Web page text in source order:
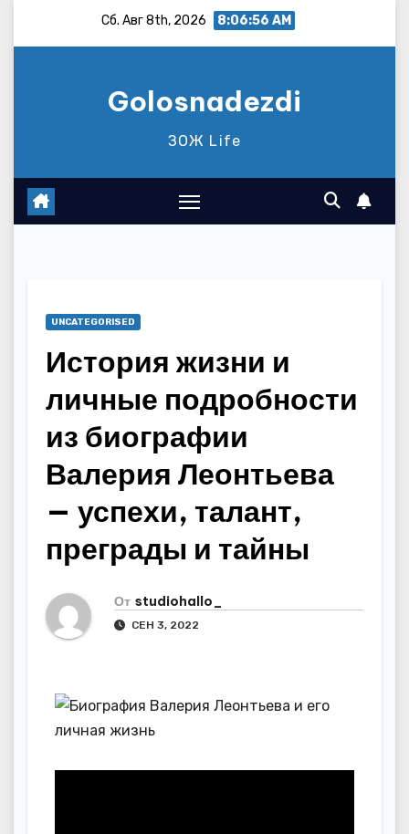
Сб. Авг 8th, 2026 8:06:57 AM
Golosnadezdi
ЗОЖ Life
UNCATEGORISED
История жизни и
личные подробности
из биографии
Валерия Леонтьева
— успехи, талант,
преграды и тайны
От studiohallo_
СЕН 3, 2022